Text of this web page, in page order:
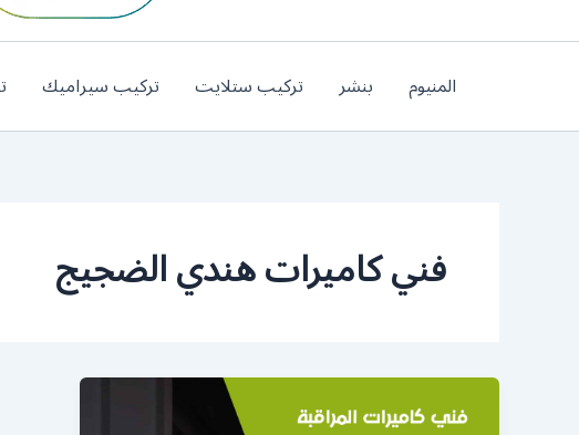
المنيوم بنشر تركيب ستلايت تركيب سيراميك
فني كاميرات هندي الضجيج